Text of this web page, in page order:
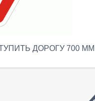
ДОРОГУ 700 ММ